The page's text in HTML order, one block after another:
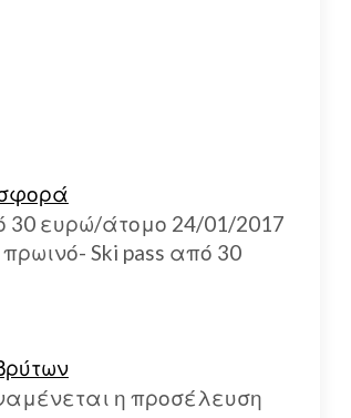
30 ευρώ/άτομο 24/01/2017
Ski pass από 30
η προσέλευση